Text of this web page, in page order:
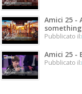
Amici 25 -
something
Pubblicato il:
Amici 25 -
Pubblicato il: